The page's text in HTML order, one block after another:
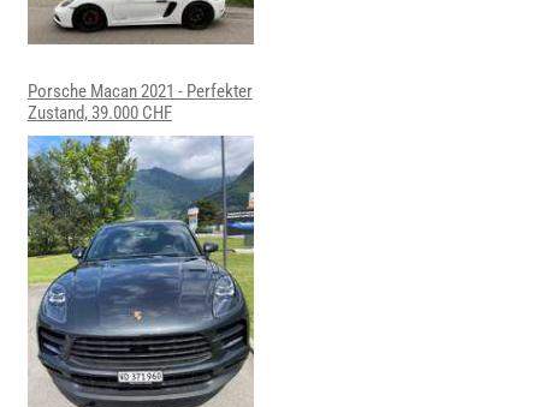
Porsche Macan 2021 - Perfekter
Zustand, 39.000 CHF